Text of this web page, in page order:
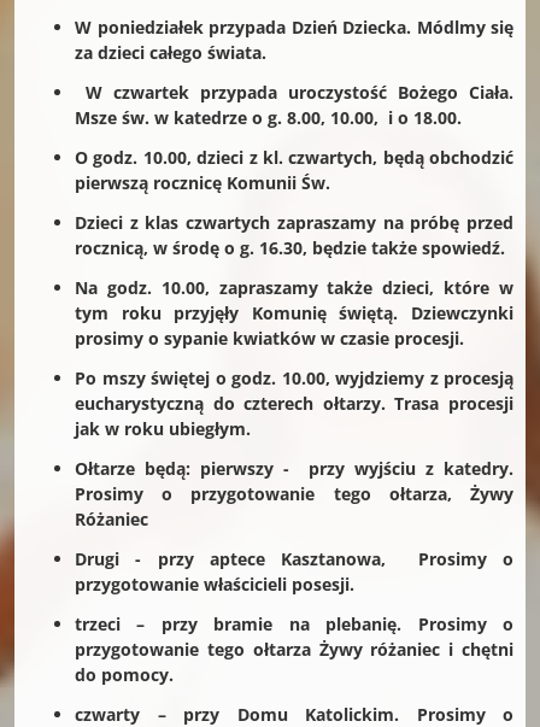
W poniedziałek przypada Dzień Dziecka. Módlmy się
za dzieci całego świata.
W czwartek przypada uroczystość Bożego Ciała.
Msze św. w katedrze o g. 8.00, 10.00, i o 18.00.
O godz. 10.00, dzieci z kl. czwartych, będą obchodzić
pierwszą rocznicę Komunii Św.
Dzieci z klas czwartych zapraszamy na próbę przed
rocznicą, w środę o g. 16.30, będzie także spowiedź.
Na godz. 10.00, zapraszamy także dzieci, które w
tym roku przyjęły Komunię świętą. Dziewczynki
prosimy o sypanie kwiatków w czasie procesji.
Po mszy świętej o godz. 10.00, wyjdziemy z procesją
eucharystyczną do czterech ołtarzy. Trasa procesji
jak w roku ubiegłym.
Ołtarze będą: pierwszy - przy wyjściu z katedry.
Prosimy o przygotowanie tego ołtarza, Żywy
Różaniec
Drugi - przy aptece Kasztanowa, Prosimy o
przygotowanie właścicieli posesji.
trzeci – przy bramie na plebanię. Prosimy o
przygotowanie tego ołtarza Żywy różaniec i chętni
do pomocy.
czwarty – przy Domu Katolickim. Prosimy o